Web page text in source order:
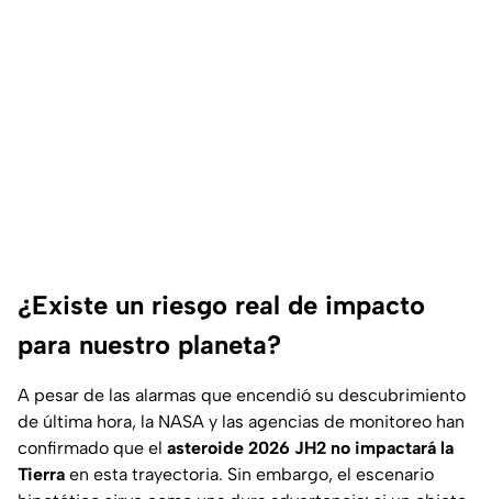
¿Existe un riesgo real de impacto
para nuestro planeta?
A pesar de las alarmas que encendió su descubrimiento
de última hora, la NASA y las agencias de monitoreo han
confirmado que el asteroide 2026 JH2 no impactará la
Tierra en esta trayectoria. Sin embargo, el escenario